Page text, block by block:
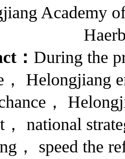
Academy
： During the
， Helongjiang
，
national
， speed the